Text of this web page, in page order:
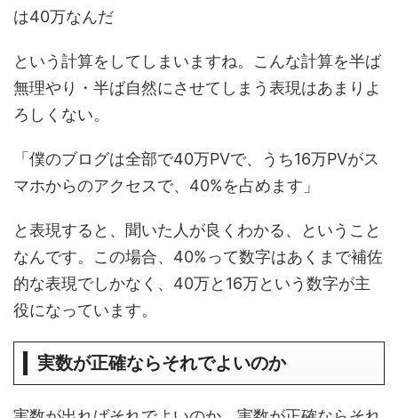
は40万なんだ
という計算をしてしまいますね。こんな計算を半ば
無理やり・半ば自然にさせてしまう表現はあまりよ
ろしくない。
「僕のブログは全部で40万PVで、うち16万PVがス
マホからのアクセスで、40%を占めます」
と表現すると、聞いた人が良くわかる、ということ
なんです。この場合、40%って数字はあくまで補佐
的な表現でしかなく、40万と16万という数字が主
役になっています。
実数が正確ならそれでよいのか